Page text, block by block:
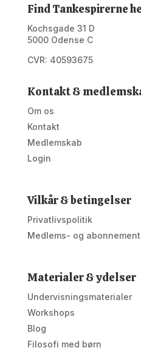
Find Tankespirerne
Kochsgade 31 D
5000 Odense C
CVR: 40593675
Kontakt &
Om os
Kontakt
Medlemskab
Login
Vilkår & betingelser
Privatlivspolitik
Medlems- og
Materialer & ydelser
Undervisningsmaterialer
Workshops
Blog
Filosofi med børn